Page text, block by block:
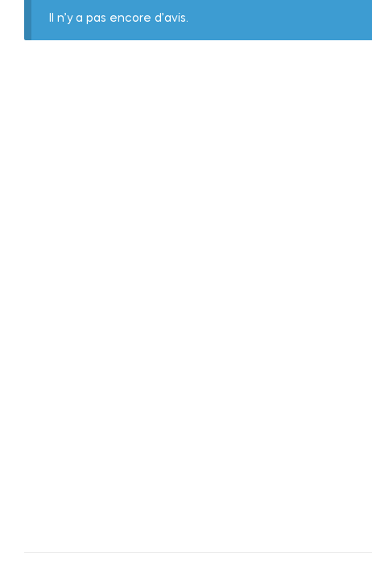
Il n’y a pas encore d’avis.